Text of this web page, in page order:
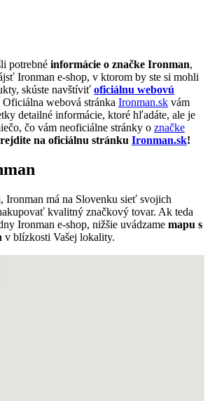
potrebné informácie o značke Ironman,
Ironman e-shop, v ktorom by ste si mohli
skúste navštíviť oficiálnu webovú
Oficiálna webová stránka Ironman.sk vám
detailné informácie, ktoré hľadáte, ale je
čo vám neoficiálne stránky o značke
na oficiálnu stránku Ironman.sk!
Ironman má na Slovenku sieť svojich
kvalitný značkový tovar. Ak teda
Ironman e-shop, nižšie uvádzame mapu s
v blízkosti Vašej lokality.